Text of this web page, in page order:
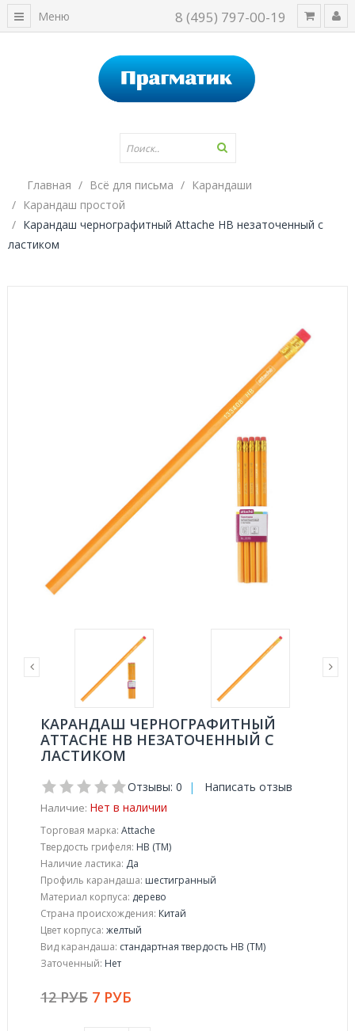
8 (495) 797-00-19
Меню
Главная Всё для письма
Карандаши
Карандаш простой
Карандаш чернографитный Attache HB незаточенный с
ластиком
КАРАНДАШ ЧЕРНОГРАФИТНЫЙ
ATTACHE HB НЕЗАТОЧЕННЫЙ С
ЛАСТИКОМ
Отзывы: 0 | Написать отзыв
Наличие: Нет в наличии
Торговая марка: Attache
Твердость грифеля: HB (ТМ)
Наличие ластика: Да
Профиль карандаша: шестигранный
Материал корпуса: дерево
Страна происхождения: Китай
Цвет корпуса: желтый
Вид карандаша: стандартная твердость HB (ТМ)
Заточенный: Нет
12 РУБ 7 РУБ